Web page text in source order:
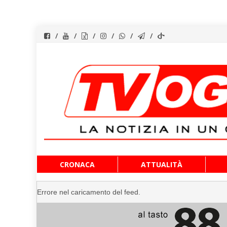
al
contenuto
CRONACA ATTUALITÀ
Errore nel caricamento del feed.